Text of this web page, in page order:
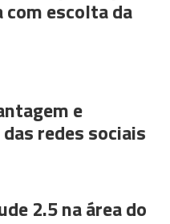
com escolta da
e
redes sociais
2.5 na área do